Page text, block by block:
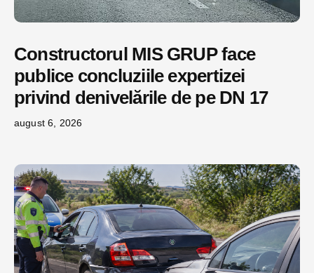
Constructorul MIS GRUP face
publice concluziile expertizei
privind denivelările de pe DN 17
august 6, 2026